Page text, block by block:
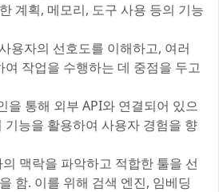
계획, 메모리, 도구 사용 등의 기능
용자의 선호도를 이해하고, 여러
작업을 수행하는 데 중점을 두고
을 통해 외부 API와 연결되어 있으
기능을 활용하여 사용자 경험을 향
맥락을 파악하고 적합한 툴을 선
함. 이를 위해 검색 엔진, 임베딩